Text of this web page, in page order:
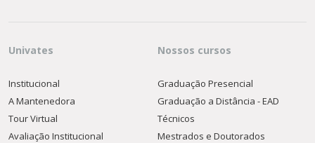
Univates
Institucional
A Mantenedora
Tour Virtual
Avaliação Institucional
Nossos cursos
Graduação Presencial
Graduação a Distância - EAD
Técnicos
Mestrados e Doutorados